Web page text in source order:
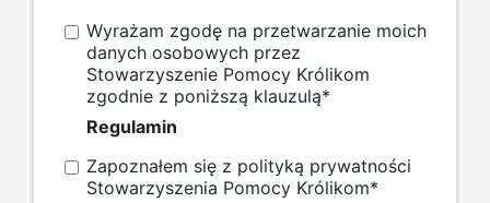
Wyrażam zgodę na przetwarzanie moich
danych osobowych przez
Stowarzyszenie Pomocy Królikom
zgodnie z poniższą klauzulą*
Regulamin
Zapoznałem się z polityką prywatności
Stowarzyszenia Pomocy Królikom*